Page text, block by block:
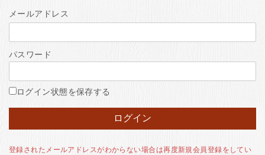
銀座夏野・箸長
ご利用ガイド
お客様の声
メールアドレス
パスワード
ログイン状態を保存する
登録されたメールアドレスがわからない場合は再度新規会員登録をしてい